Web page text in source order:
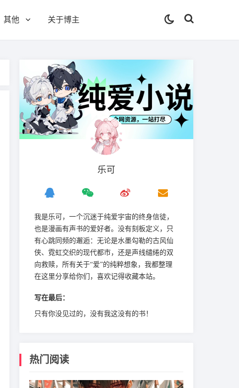
其他 关于博主
乐可
我是‌乐可，一个沉迷于纯爱宇宙的终身信徒，
也是漫画有声书的爱好者。没有刻板定义，只
有心跳同频的邂逅：无论是水墨勾勒的古风仙
侠、霓虹交织的现代都市，还是声线缱绻的双
向救赎，所有关于“爱”的纯粹想象，我都整理
在这里分享给你们，喜欢记得收藏本站。
写在最后：
只有你没见过的，没有我这没有的书！
热门阅读